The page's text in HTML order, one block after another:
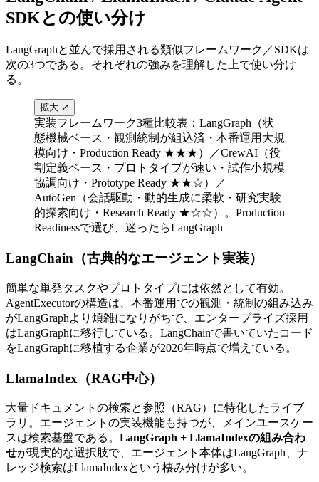
SDKとの​​使い分け
LangGraphと​並んで​採用される​類似フレームワーク／SDKは​
次の​3つである。​それぞれの​強みを​理解した上で​使い分け
る。
拡大 ⤢
実装フレームワーク3種比較表：LangGraph（状
態機械ベース・観測統制が組込済・本番運用大規
模向け・Production Ready ★★★）／CrewAI（役
割定義ベース・プロトタイプが速い・試作小規模
協調向け・Prototype Ready ★★☆）／
AutoGen（会話駆動・動的生成に柔軟・研究実験
的探索向け・Research Ready ★☆☆）。Production
Readinessで選び、迷ったらLangGraph
LangChain​（古典的な​​エージェント実装）
簡単な​単発タスクや​プロトタイプには​依然と​して​有効。​
AgentExecutorの​構造は、​本番運用での​観測・統制の​組み込み
が​LangGraphより​煩雑に​なりがちで、​エンタープライズ採用
は​LangGraphに​移行している。​LangChainで​書いていた​コード
を​LangGraphに​移植する​企業が​2026年時点で​増えている。
LlamaIndex​（RAG中心）
大量ドキュメントの​検索と​参照​（RAG）に​特化した​ライブ
ラリ。​エージェントの​実装機能も​持つが、​メインユースケー
スは​検索基盤である。 LangGraph + LlamaIndexの組み合わ
せが​現実的な​選択肢で、​エージェント本体は​LangGraph、​ナ
レッジ検索は​LlamaIndexと​いう​棲み分けが​多い。